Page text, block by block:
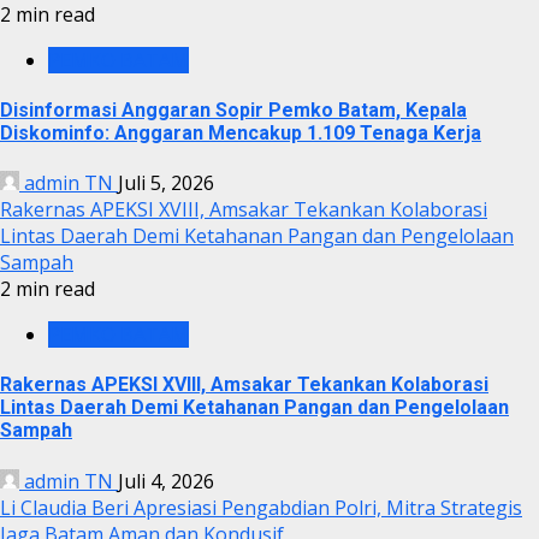
2 min read
Disinformasi Anggaran Sopir Pemko Batam, Kepala
Diskominfo: Anggaran Mencakup 1.109 Tenaga Kerja
admin TN Juli 5, 2026
Rakernas APEKSI XVIII, Amsakar Tekankan Kolaborasi
Lintas Daerah Demi Ketahanan Pangan dan Pengelolaan
Sampah
2 min read
Rakernas APEKSI XVIII, Amsakar Tekankan Kolaborasi
Lintas Daerah Demi Ketahanan Pangan dan Pengelolaan
Sampah
admin TN Juli 4, 2026
Li Claudia Beri Apresiasi Pengabdian Polri, Mitra Strategis